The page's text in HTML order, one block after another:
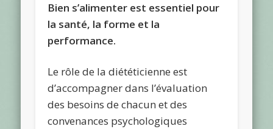
Bien s’alimenter est essentiel pour
la santé, la forme et la
performance.
Le rôle de la diététicienne est
d’accompagner dans l’évaluation
des besoins de chacun et des
convenances psychologiques